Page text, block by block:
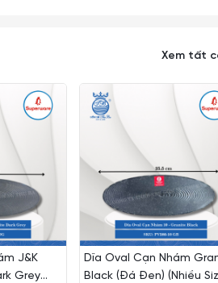
Xem tất
J&K
Grey
Dĩa Oval Cạn Nhám
Black (Đá Đen) (Nhiều